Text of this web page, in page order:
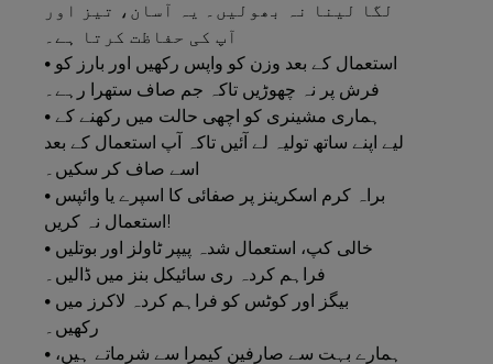
لگا لینا نہ بھولیں۔ یہ آسان، تیز اور
آپ کی حفاظت کرتا ہے۔
• استعمال کے بعد وزن کو واپس رکھیں اور بارز کو
فرش پر نہ چھوڑیں تاکہ جم صاف ستھرا رہے۔
• ہماری مشینری کو اچھی حالت میں رکھنے کے
لیے اپنے ساتھ تولیہ لے آئیں تاکہ آپ استعمال کے بعد
اسے صاف کر سکیں۔
• براہ کرم اسکرینز پر صفائی کا اسپرے یا وائپس
استعمال نہ کریں!
• خالی کپ، استعمال شدہ پیپر ٹاولز اور بوتلیں
فراہم کردہ ری سائیکل بنز میں ڈالیں۔
• بیگز اور کوٹس کو فراہم کردہ لاکرز میں
رکھیں۔
• ہمارے بہت سے صارفین کیمرا سے شرماتے ہیں،